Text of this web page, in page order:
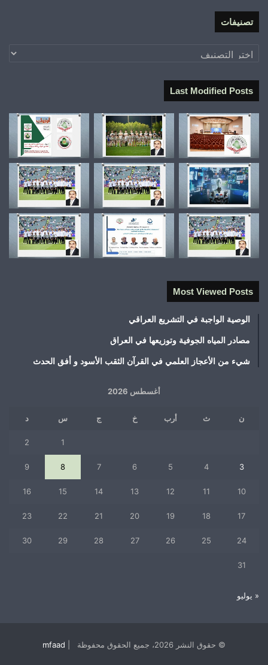
تصنيفات
تصنيفات
Last Modified Posts
Most Viewed Posts
الوصية الواجبة في التشريع العراقي
مصادر المياه الجوفية وتوزيعها في العراق
شيء من الأعجاز العلمي في القرآن الثقب الأسود و أفق الحدث
أغسطس 2026
ن ث أرب خ ج س د
1
2
3
4
5
6
7
8
9
10
11
12
13
14
15
16
17
18
19
20
21
22
23
24
25
26
27
28
29
30
31
« يوليو
© حقوق النشر 2026، جميع الحقوق محفوظة | mfaad